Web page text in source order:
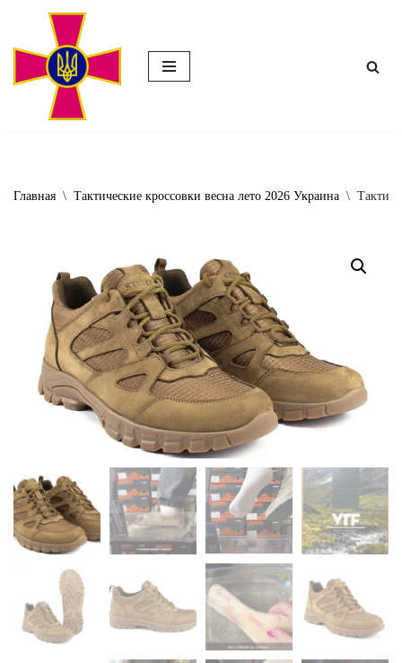
Перейти
содержимому
Главная \ Тактические кроссовки весна лето 2026 Украина \